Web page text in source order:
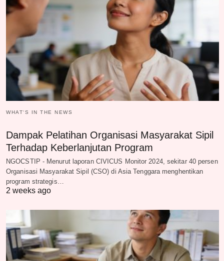
WHAT‘S IN THE NEWS
Dampak Pelatihan Organisasi Masyarakat Sipil
Terhadap Keberlanjutan Program
NGOCSTIP - Menurut laporan CIVICUS Monitor 2024, sekitar 40 persen
Organisasi Masyarakat Sipil (CSO) di Asia Tenggara menghentikan
program strategis…
2 weeks ago